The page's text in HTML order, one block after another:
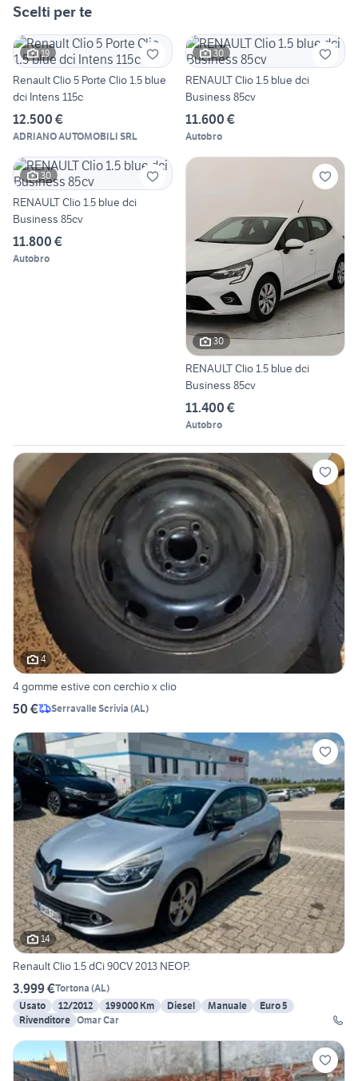
Scelti per te
19
Renault Clio 5 Porte Clio 1.5 blue
dci Intens 115c
12.500 €
ADRIANO AUTOMOBILI SRL
30
RENAULT Clio 1.5 blue dci
Business 85cv
11.600 €
Autobro
30
RENAULT Clio 1.5 blue dci
Business 85cv
11.800 €
Autobro
30
RENAULT Clio 1.5 blue dci
Business 85cv
11.400 €
Autobro
4
4 gomme estive con cerchio x clio
50 € Serravalle Scrivia (AL)
14
Renault Clio 1.5 dCi 90CV 2013 NEOP.
3.999 €Tortona (AL)
Usato
12/2012 199000 Km Diesel Manuale
Euro 5
Rivenditore Omar Car